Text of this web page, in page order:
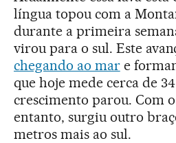
língua topou com a
durante a primeira
virou para o sul. Este
chegando ao mare
que hoje mede cerca de
crescimento parou. Com
entanto, surgiu outro
metros mais ao sul.